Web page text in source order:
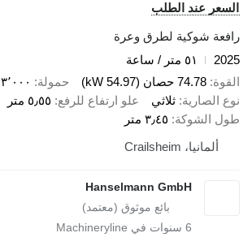
السعر عند الطلب
رافعة شوكية لطرق وعرة
2025
٥١ متر / ساعة
القوة 74.78 حصان (54.97 kW) حمولة
٣٬٠٠٠ كجم
نوع الصارية ثلاثي علو ارتفاع للرفع ٥٫٥٥ متر
طول الشوكة ٣٫٤٥ متر
ألمانيا، Crailsheim
Hanselmann GmbH
6 سنوات في Machineryline